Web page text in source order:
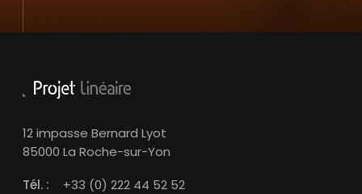
12 impasse Bernard Lyot
85000 La Roche-sur-Yon
Tél. :
+33 (0) 222 44 52 52